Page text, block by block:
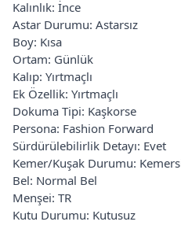
Kalınlık: İnce
Astar Durumu: Astarsız
Boy: Kısa
Ortam: Günlük
Kalıp: Yırtmaçlı
Ek Özellik: Yırtmaçlı
Dokuma Tipi: Kaşkorse
Persona: Fashion Forward
Sürdürülebilirlik Detayı: Evet
Kemer/Kuşak Durumu:
Bel: Normal Bel
Menşei: TR
Kutu Durumu: Kutusuz